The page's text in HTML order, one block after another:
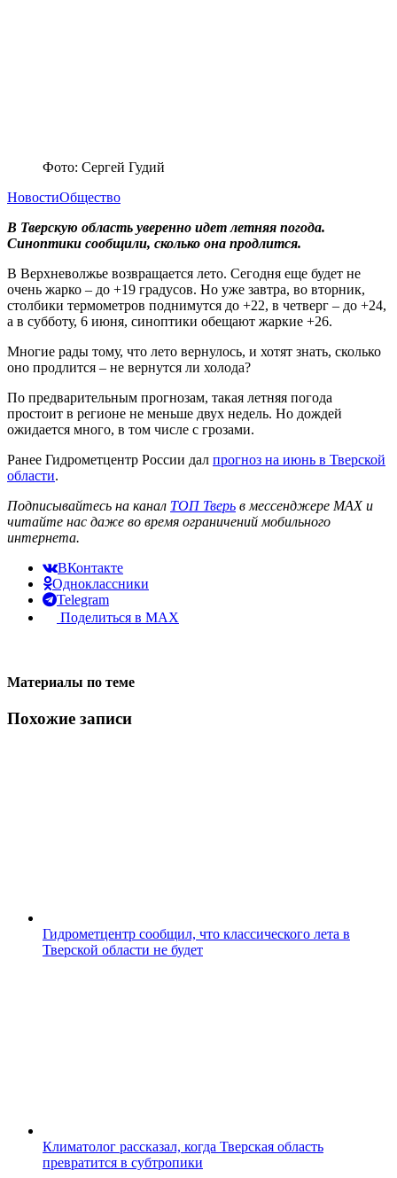
Фото: Сергей Гудий
НовостиОбщество
В Тверскую область уверенно идет летняя погода.
Синоптики сообщили, сколько она продлится.
В Верхневолжье возвращается лето. Сегодня еще будет не
очень жарко – до +19 градусов. Но уже завтра, во вторник,
столбики термометров поднимутся до +22, в четверг – до +24,
а в субботу, 6 июня, синоптики обещают жаркие +26.
Многие рады тому, что лето вернулось, и хотят знать, сколько
оно продлится – не вернутся ли холода?
По предварительным прогнозам, такая летняя погода
простоит в регионе не меньше двух недель. Но дождей
ожидается много, в том числе с грозами.
Ранее Гидрометцентр России дал прогноз на июнь в Тверской
области.
Подписывайтесь на канал ТОП Тверь в мессенджере MAX и
читайте нас даже во время ограничений мобильного
интернета.
ВКонтакте
Одноклассники
Telegram
Поделиться в MAX
Материалы по теме
Похожие записи
Гидрометцентр сообщил, что классического лета в
Тверской области не будет
Климатолог рассказал, когда Тверская область
превратится в субтропики